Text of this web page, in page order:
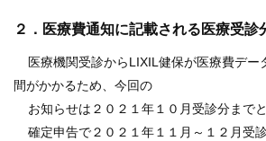
２．医療費通知に記載される医療受診
医療機関受診からLIXIL健保が医療費デー
間がかかるため、今回の
お知らせは２０２１年１０月受診分までと
確定申告で２０２１年１１月～１２月受診